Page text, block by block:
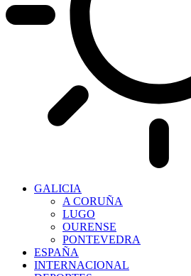
GALICIA
A CORUÑA
LUGO
OURENSE
PONTEVEDRA
ESPAÑA
INTERNACIONAL